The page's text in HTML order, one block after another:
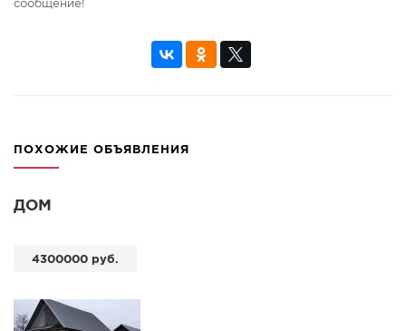
сообщение!
ПОХОЖИЕ ОБЪЯВЛЕНИЯ
ДОМ
4300000 руб.